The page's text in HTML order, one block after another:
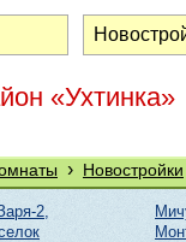
«Ухтинка»
› Новостройки
2,